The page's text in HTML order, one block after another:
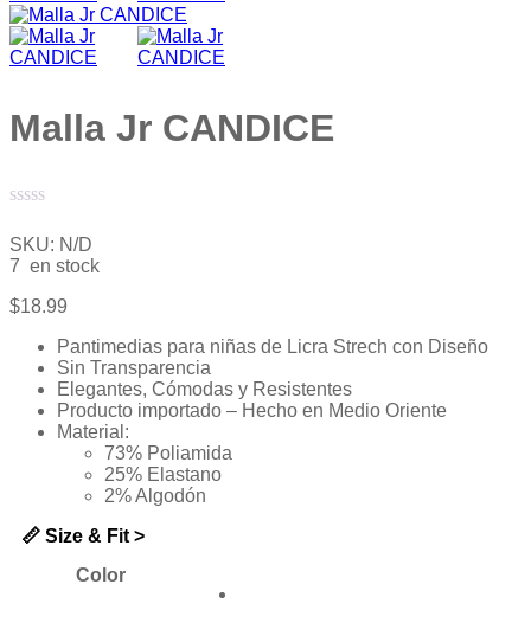
Malla Jr CANDICE
con
0
de
5
SKU: N/D
7 en stock
$18.99
Pantimedias para niñas de Licra Strech con Diseño
Sin Transparencia
Elegantes, Cómodas y Resistentes
Producto importado – Hecho en Medio Oriente
Material:
73% Poliamida
25% Elastano
2% Algodón
📏 Size & Fit >
Color